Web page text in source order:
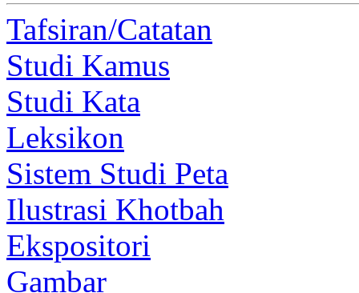
Tafsiran/Catatan
Studi Kamus
Studi Kata
Leksikon
Sistem Studi Peta
Ilustrasi Khotbah
Ekspositori
Gambar